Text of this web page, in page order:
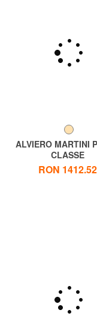
ALVIERO MARTINI
CLASSE
ALVIERO MARTINI 1 ^
New Basic Geantă cu
RON 1412.52